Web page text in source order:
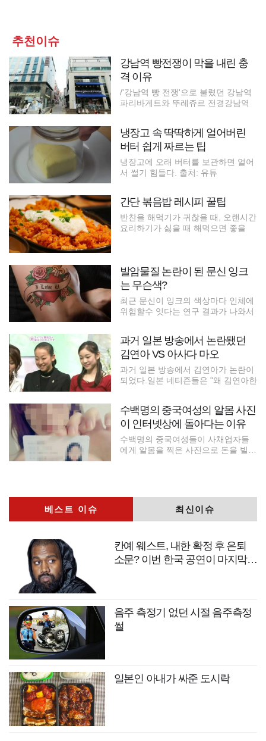
추천이슈
강남역 빵전쟁이 막을 내린 충
격 이유
/'강남역 빵 전쟁'으로 불렸던 강남역
파리바게트와 뚜레쥬르 전경강남역
냉장고 속 딱딱하게 얼어버린
버터 쉽게 짜르는 팁
냉장고에 오래 버터를 보관하면 얼어
서 썰기 힘들다. 출처: 유튜
간단 볶음밥 레시피 꿀팁
반찬을 해먹기가 귀찮을 때, 오랜시간
요리하기가 싫을 때 해먹으면 좋을
발암물질 논란이 된 문신 잉크
는 무슨색?
최근 문신이 잉크의 색상마다 인체에
위험할수 잇다는 연구 결과가 나와서
과거 일본 방송에서 논란됐던
김연아 VS 아사다 마오
과거 일본 방송에서 김연아가 논란이
되었다.일본 네티즌들은 "왜 김연아한
수백명의 중국여성의 알몸 사진
이 인터넷상에 돌아다는 이유
수백명의 중국여성들이 사채업자들
에게 알몸을 찍은 사진으로 돈을 빌렷
베스트 이슈 최신이슈
칸예 웨스트, 내한 확정 후 은퇴
소문? 이번 한국 공연이 마지막
음주 측정기 없던 시절 음주측정
썰
일본인 아내가 싸준 도시락